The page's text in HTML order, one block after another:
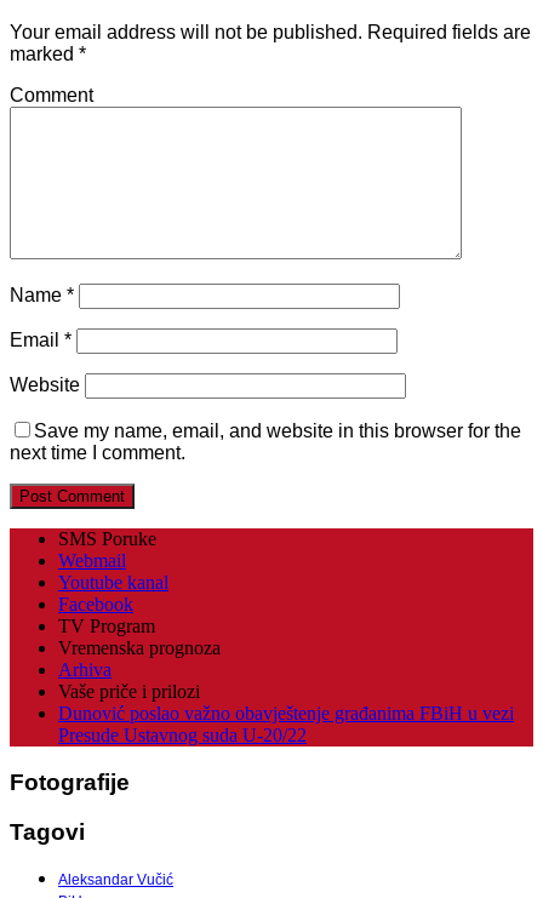
Your email address will not be published. Required fields are
marked *
Comment
Name *
Email *
Website
Save my name, email, and website in this browser for the
next time I comment.
SMS Poruke
Webmail
Youtube kanal
Facebook
TV Program
Vremenska prognoza
Arhiva
Vaše priče i prilozi
Dunović poslao važno obavještenje građanima FBiH u vezi
Presude Ustavnog suda U-20/22
Fotografije
Tagovi
Aleksandar Vučić